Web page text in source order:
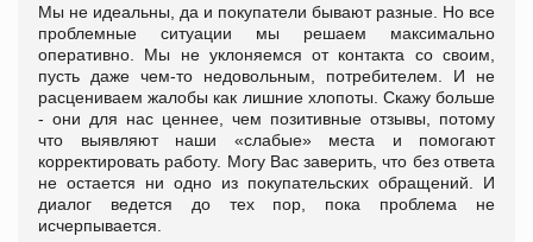
Мы не идеальны, да и покупатели бывают разные. Но все
проблемные ситуации мы решаем максимально
оперативно. Мы не уклоняемся от контакта со своим,
пусть даже чем-то недовольным, потребителем. И не
расцениваем жалобы как лишние хлопоты. Скажу больше
- они для нас ценнее, чем позитивные отзывы, потому
что выявляют наши «слабые» места и помогают
корректировать работу. Могу Вас заверить, что без ответа
не остается ни одно из покупательских обращений. И
диалог ведется до тех пор, пока проблема не
исчерпывается.